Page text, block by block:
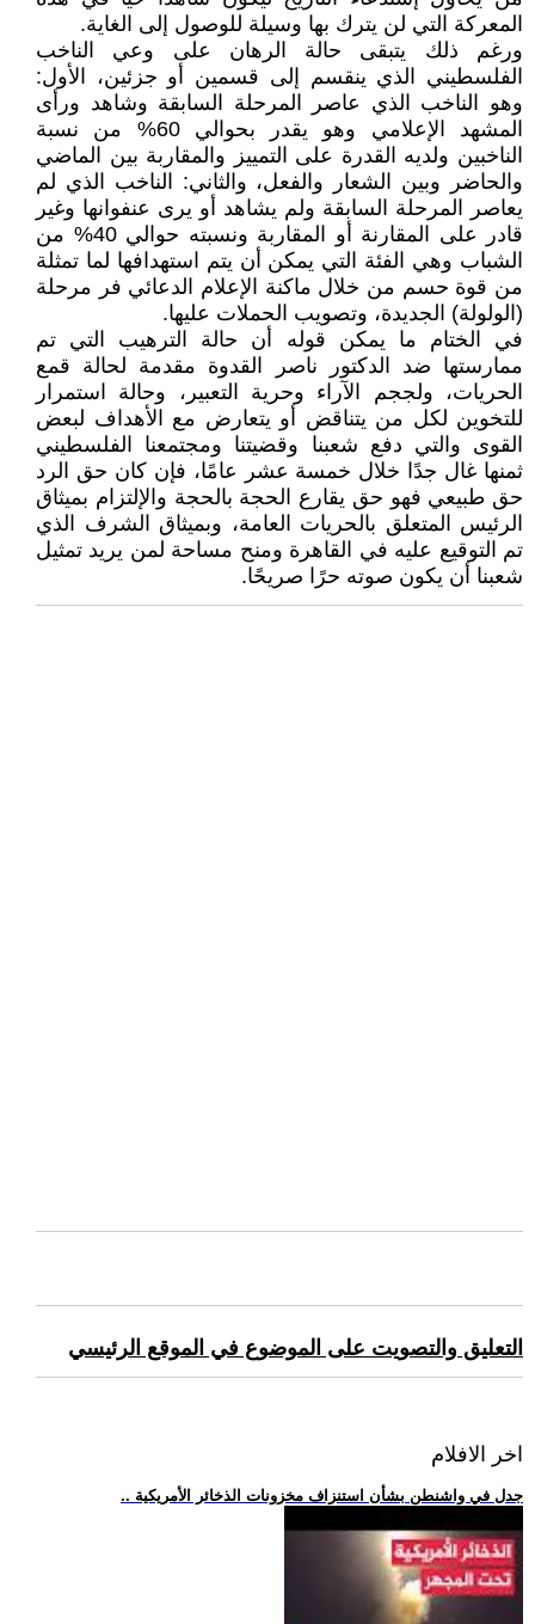
المعركة التي لن يترك بها وسيلة للوصول إلى الغاية.
ورغم ذلك يتبقى حالة الرهان على وعي الناخب
الفلسطيني الذي ينقسم إلى قسمين أو جزئين، الأول:
وهو الناخب الذي عاصر المرحلة السابقة وشاهد ورأى
المشهد الإعلامي وهو يقدر بحوالي 60% من نسبة
الناخبين ولديه القدرة على التمييز والمقاربة بين الماضي
والحاضر وبين الشعار والفعل، والثاني: الناخب الذي لم
يعاصر المرحلة السابقة ولم يشاهد أو يرى عنفوانها وغير
قادر على المقارنة أو المقاربة ونسبته حوالي 40% من
الشباب وهي الفئة التي يمكن أن يتم استهدافها لما تمثلة
من قوة حسم من خلال ماكنة الإعلام الدعائي فر مرحلة
(الولولة) الجديدة، وتصويب الحملات عليها.
في الختام ما يمكن قوله أن حالة الترهيب التي تم
ممارستها ضد الدكتور ناصر القدوة مقدمة لحالة قمع
الحريات، ولججم الآراء وحرية التعبير، وحالة استمرار
للتخوين لكل من يتناقض أو يتعارض مع الأهداف لبعض
القوى والتي دفع شعبنا وقضيتنا ومجتمعنا الفلسطيني
ثمنها غال جدًا خلال خمسة عشر عامًا، فإن كان حق الرد
حق طبيعي فهو حق يقارع الحجة بالحجة والإلتزام بميثاق
الرئيس المتعلق بالحريات العامة، وبميثاق الشرف الذي
تم التوقيع عليه في القاهرة ومنح مساحة لمن يريد تمثيل
شعبنا أن يكون صوته حرًا صريحًا.
التعليق والتصويت على الموضوع في الموقع الرئيسي
اخر الافلام
.. جدل في واشنطن بشأن استنزاف مخزونات الذخائر الأمريكية